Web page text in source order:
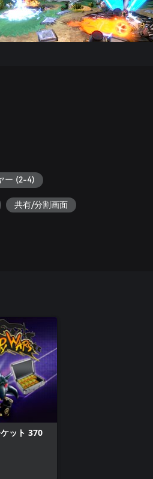
ー (2-4)
共有/分割画面
ット 370